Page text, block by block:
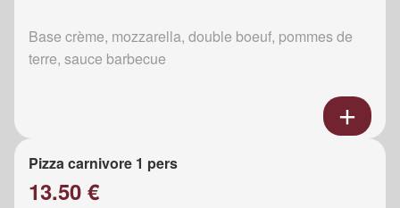
Base crème, mozzarella, double boeuf, pommes de
terre, sauce barbecue
Pizza carnivore 1 pers
13.50 €